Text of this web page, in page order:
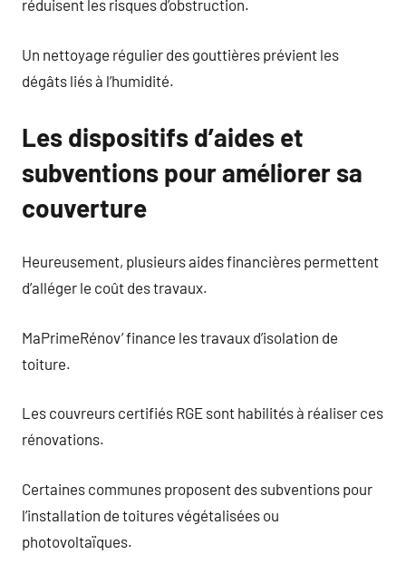
réduisent les risques d’obstruction.
Un nettoyage régulier des gouttières prévient les
dégâts liés à l’humidité.
Les dispositifs d’aides et
subventions pour améliorer sa
couverture
Heureusement, plusieurs aides financières permettent
d’alléger le coût des travaux.
MaPrimeRénov’ finance les travaux d’isolation de
toiture.
Les couvreurs certifiés RGE sont habilités à réaliser ces
rénovations.
Certaines communes proposent des subventions pour
l’installation de toitures végétalisées ou
photovoltaïques.